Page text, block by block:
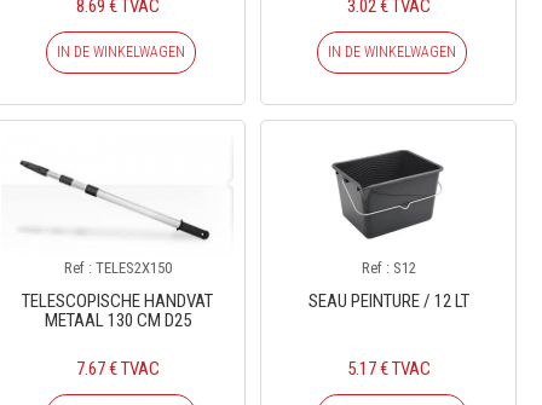
8.69 € TVAC
IN DE WINKELWAGEN
3.02 € TVAC
IN DE WINKELWAGEN
Ref : TELES2X150
TELESCOPISCHE HANDVAT
METAAL 130 CM D25
7.67 € TVAC
Ref : S12
SEAU PEINTURE / 12 LT
5.17 € TVAC